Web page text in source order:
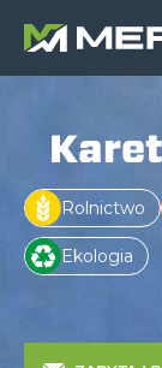
Rolnictwo
Ekologia